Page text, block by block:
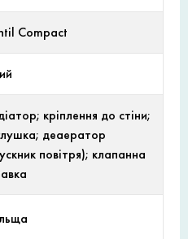
Compact
кріплення до стіни;
деаератор
повітря); клапанна